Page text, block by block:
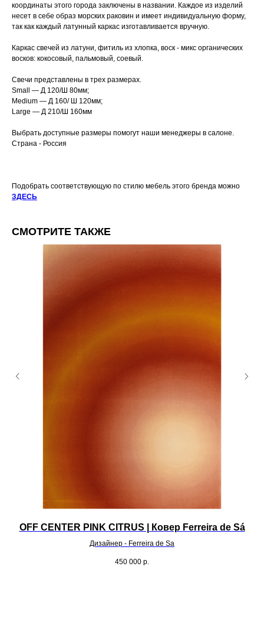
координаты этого города заключены в названии. Каждое из изделий
несет в себе образ морских раковин и имеет индивидуальную форму,
так как каждый латунный каркас изготавливается вручную.
Каркас свечей из латуни, фитиль из хлопка, воск - микс органических
восков: кокосовый, пальмовый, соевый.
Свечи представлены в трех размерах.
Small — Д 120/Ш 80мм;
Medium — Д 160/ Ш 120мм;
Large — Д 210/Ш 160мм
Выбрать доступные размеры помогут наши менеджеры в салоне.
Страна - Россия
Подобрать соответствующую по стилю мебель этого бренда можно
ЗДЕСЬ
СМОТРИТЕ ТАКЖЕ
OFF CENTER PINK CITRUS | Ковер Ferreira de Sá
Дизайнер - Ferreira de Sa
450 000 р.